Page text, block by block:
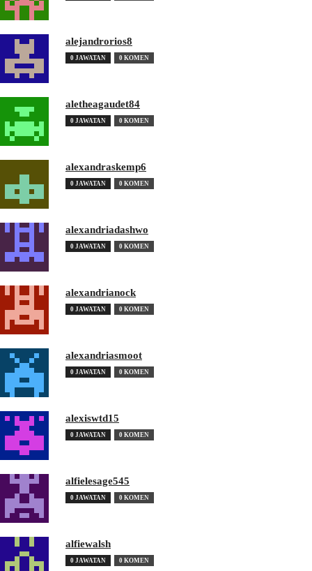
alejandrorios8
0 JAWATAN 0 KOMEN
aletheagaudet84
0 JAWATAN 0 KOMEN
alexandraskemp6
0 JAWATAN 0 KOMEN
alexandriadashwo
0 JAWATAN 0 KOMEN
alexandrianock
0 JAWATAN 0 KOMEN
alexandriasmoot
0 JAWATAN 0 KOMEN
alexiswtd15
0 JAWATAN 0 KOMEN
alfielesage545
0 JAWATAN 0 KOMEN
alfiewalsh
0 JAWATAN 0 KOMEN